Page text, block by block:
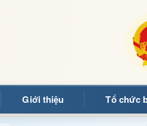
Giới thiệu Tổ chức